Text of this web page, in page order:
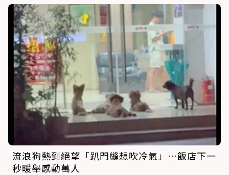
流浪狗熱到絕望「趴門縫想吹冷氣」…飯店下一
秒暖舉感動萬人